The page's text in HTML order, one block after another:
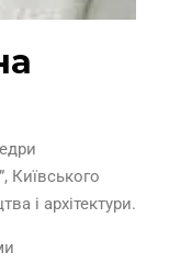
Київського
і архітектури.